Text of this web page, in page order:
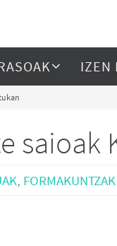
IZEN
saioak
, FORMAKUNTZAK